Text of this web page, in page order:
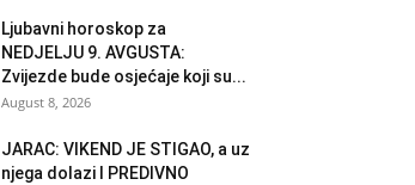
Ljubavni horoskop za
NEDJELJU 9. AVGUSTA:
Zvijezde bude osjećaje koji su...
August 8, 2026
JARAC: VIKEND JE STIGAO, a uz
njega dolazi I PREDIVNO